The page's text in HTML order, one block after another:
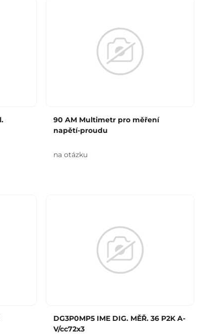
90 AM Multimetr pro měření
napětí-proudu
na otázku
DG3P0MP5 IME DIG. MĚŘ. 36 P2K A-
V/cc72x3